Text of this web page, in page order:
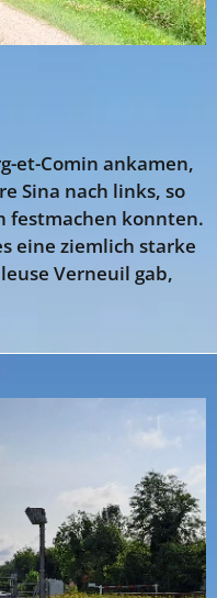
et-Comin ankamen,
Sina nach links, so
festmachen konnten.
eine ziemlich starke
Verneuil gab,